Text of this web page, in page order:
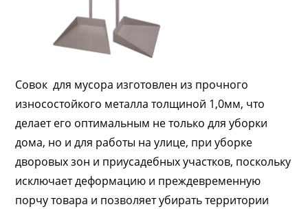
Совок для мусора изготовлен из прочного
износостойкого металла толщиной 1,0мм, что
делает его оптимальным не только для уборки
дома, но и для работы на улице, при уборке
дворовых зон и приусадебных участков, поскольку
исключает деформацию и преждевременную
порчу товара и позволяет убирать территории